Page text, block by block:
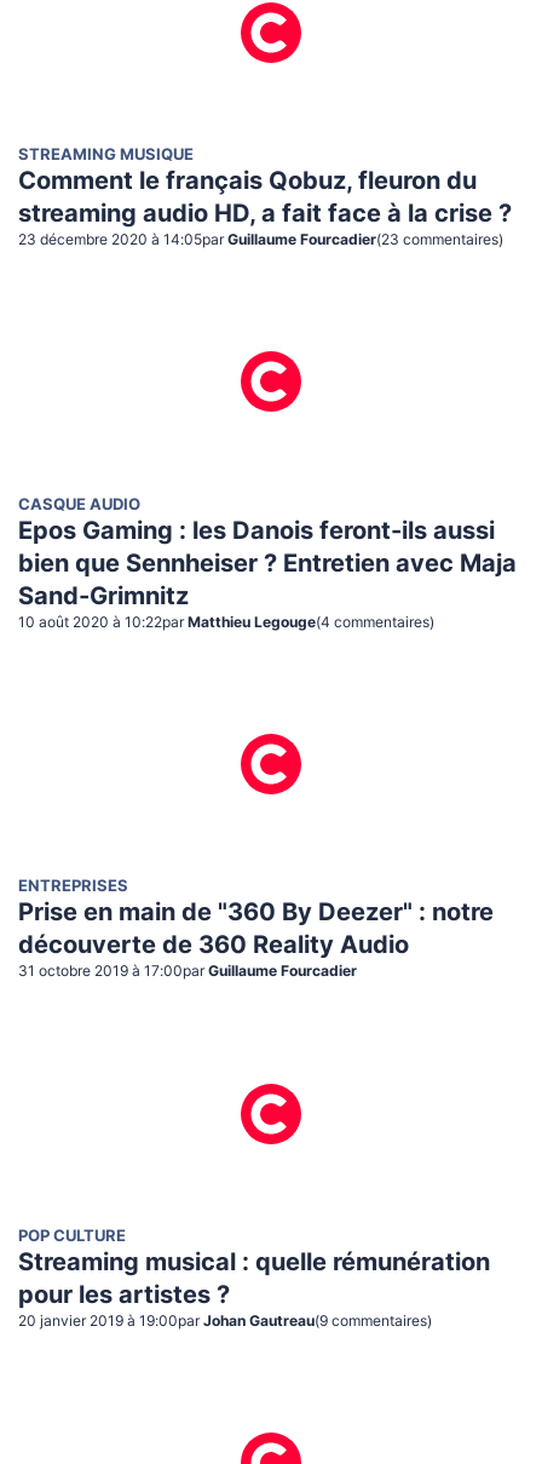
STREAMING MUSIQUE
Comment le français Qobuz, fleuron du
streaming audio HD, a fait face à la crise ?
23 décembre 2020 à 14:05par Guillaume Fourcadier(23 commentaires)
CASQUE AUDIO
Epos Gaming : les Danois feront-ils aussi
bien que Sennheiser ? Entretien avec Maja
Sand-Grimnitz
10 août 2020 à 10:22par Matthieu Legouge(4 commentaires)
ENTREPRISES
Prise en main de "360 By Deezer" : notre
découverte de 360 Reality Audio
31 octobre 2019 à 17:00par Guillaume Fourcadier
POP CULTURE
Streaming musical : quelle rémunération
pour les artistes ?
20 janvier 2019 à 19:00par Johan Gautreau(9 commentaires)